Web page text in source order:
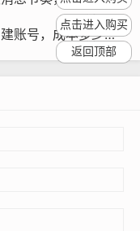
纸飞机账号购买推荐平台如何替代自建账号，成本多少与多久见效策略对比
点击进入购买
返回顶部